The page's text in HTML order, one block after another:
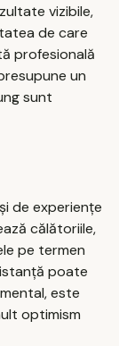
vizibile,
de care
profesională
un
sunt
de experiențe
călătoriile,
pe termen
poate
este
optimism